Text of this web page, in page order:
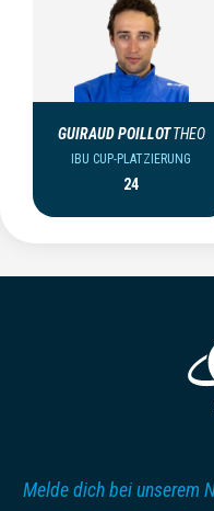
GUIRAUD POILLOT THEO
IBU CUP-PLATZIERUNG
24
Melde dich bei unserem